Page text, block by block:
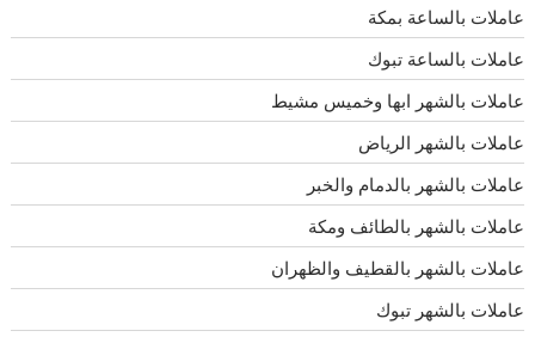
عاملات بالساعة بمكة
عاملات بالساعة تبوك
عاملات بالشهر ابها وخميس مشيط
عاملات بالشهر الرياض
عاملات بالشهر بالدمام والخبر
عاملات بالشهر بالطائف ومكة
عاملات بالشهر بالقطيف والظهران
عاملات بالشهر تبوك